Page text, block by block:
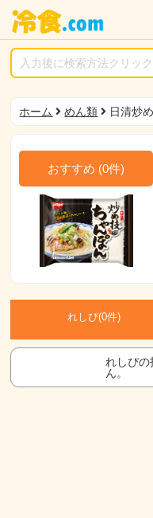
ホーム めん類 日清炒
おすすめ (0件)
れしぴ(0件)
れしぴの
ん。